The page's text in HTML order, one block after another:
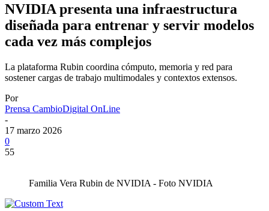
NVIDIA presenta una infraestructura
diseñada para entrenar y servir modelos
cada vez más complejos
La plataforma Rubin coordina cómputo, memoria y red para
sostener cargas de trabajo multimodales y contextos extensos.
Por
Prensa CambioDigital OnLine
-
17 marzo 2026
0
55
Familia Vera Rubin de NVIDIA - Foto NVIDIA